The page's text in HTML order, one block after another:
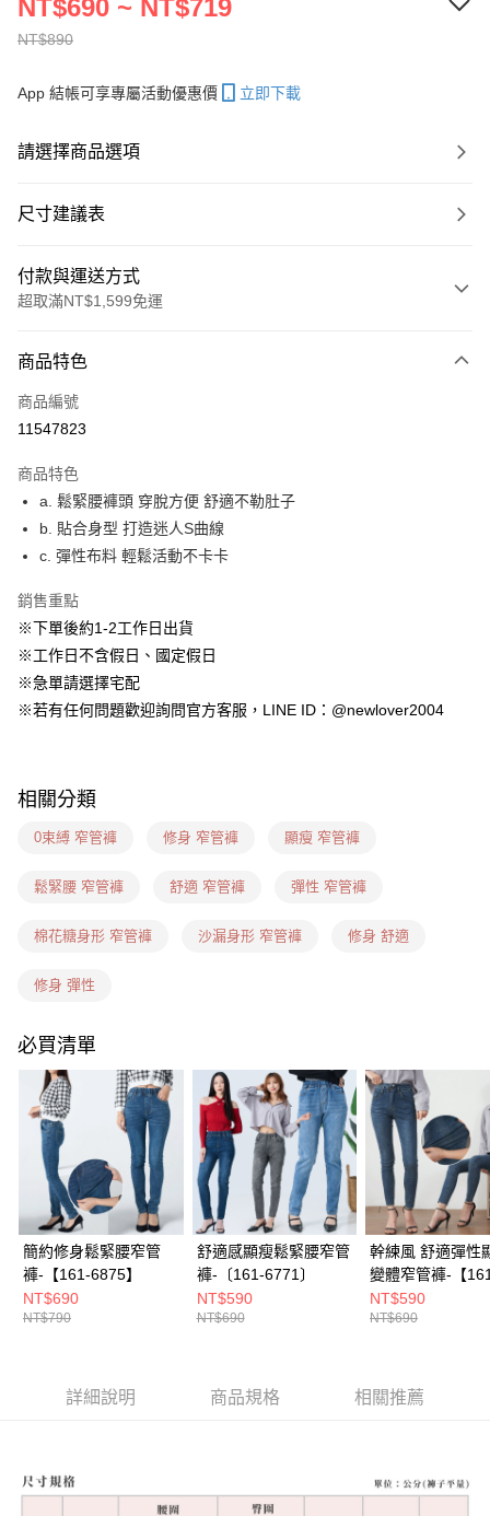
NT$890
NT$690 ~ NT$719
App 結帳可享專屬活動優惠價 立即下載
請選擇商品選項
尺寸建議表
付款與運送方式
超取滿NT$1,599免運
信用卡一次付款
超商取貨付款
ATM付款
貨到付款
運送方式
貨到付款
每筆NT$60，滿NT$1,599(含以上)免運費
全家(信用卡、多元支付)
每筆NT$60，滿NT$1,599(含以上)免運費
7-11(信用卡、多元支付)
每筆NT$100，滿NT$1,899(含以上)免運費
新竹物流(信用卡、多元支付)
宅配(貨到付款)
每筆NT$100，滿NT$1,899(含以上)免運費
商品特色
商品編號
11547823
商品特色
a. 鬆緊腰褲頭 穿脫方便 舒適不勒肚子
b. 貼合身型 打造迷人S曲線
c. 彈性布料 輕鬆活動不卡卡
銷售重點
※下單後約1-2工作日出貨
※工作日不含假日、國定假日
※急單請選擇宅配
※若有任何問題歡迎詢問官方客服，LINE ID：@newlover2004
相關分類
0束縛 窄管褲 修身 窄管褲 顯瘦 窄管褲
鬆緊腰 窄管褲 舒適 窄管褲 彈性 窄管褲
棉花糖身形 窄管褲 沙漏身形 窄管褲 修身 舒適
修身 彈性
必買清單
簡約修身鬆緊腰窄管
褲-【161-6875】
NT$690
NT$790
舒適感顯瘦鬆緊腰窄管
褲-〔161-6771〕
NT$590
NT$690
幹練風 舒適彈性
變體窄管褲-【
6793】
NT$590
NT$690
詳細說明 商品規格 相關推薦